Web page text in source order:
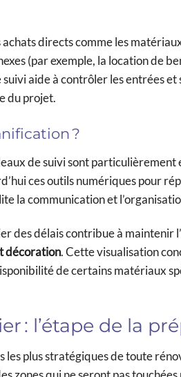
directs comme les
(par exemple, la location de
aide à contrôler les entrées
du projet.
?
de suivi sont particulièrement
ces outils numériques pour
la communication et
des délais contribue à maintenir
décoration. Cette visualisation
de certains matériaux
: l’étape de la
les plus stratégiques de toute